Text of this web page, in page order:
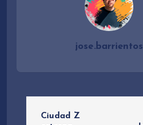
jose.barrientos
Ciudad Z